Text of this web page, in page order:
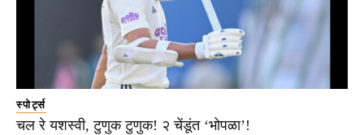
स्पोर्ट्स
चल रे यशस्वी, टुणुक टुणुक! २ चेंडूंत ‘भोपळा’!